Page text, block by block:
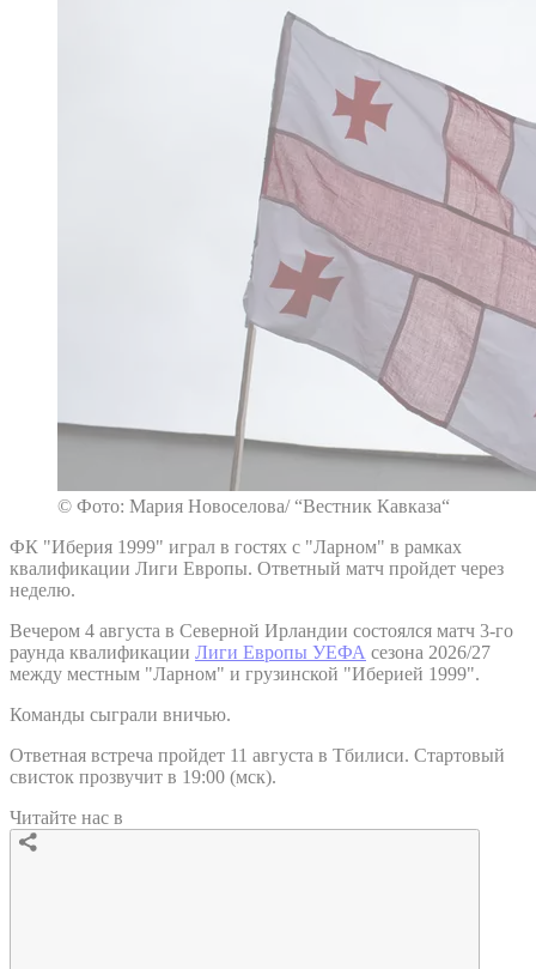
© Фото: Мария Новоселова/ “Вестник Кавказа“
ФК "Иберия 1999" играл в гостях с "Ларном" в рамках
квалификации Лиги Европы. Ответный матч пройдет через
неделю.
Вечером 4 августа в Северной Ирландии состоялся матч 3-го
раунда квалификации Лиги Европы УЕФА сезона 2026/27
между местным "Ларном" и грузинской "Иберией 1999".
Команды сыграли вничью.
Ответная встреча пройдет 11 августа в Тбилиси. Стартовый
свисток прозвучит в 19:00 (мск).
Читайте нас в